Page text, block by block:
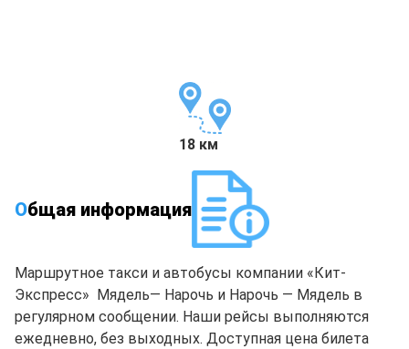
18 км
Общая информация
Маршрутное такси и автобусы компании «Кит-
Экспресс» Мядель— Нарочь и Нарочь — Мядель в
регулярном сообщении. Наши рейсы выполняются
ежедневно, без выходных. Доступная цена билета